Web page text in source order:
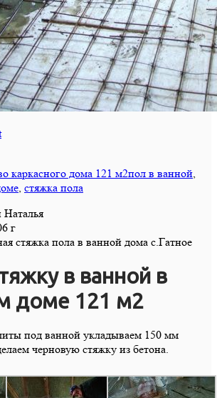
каркасного дома 121 м2пол в ванной
стяжка пола
г
стяжка пола в ванной дома с.Гатное
в ванной в
доме 121 м2
под ванной укладываем 150 мм
черновую стяжку из бетона.